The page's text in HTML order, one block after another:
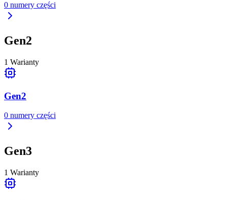
0 numery części
Gen2
1 Warianty
Gen2
0 numery części
Gen3
1 Warianty